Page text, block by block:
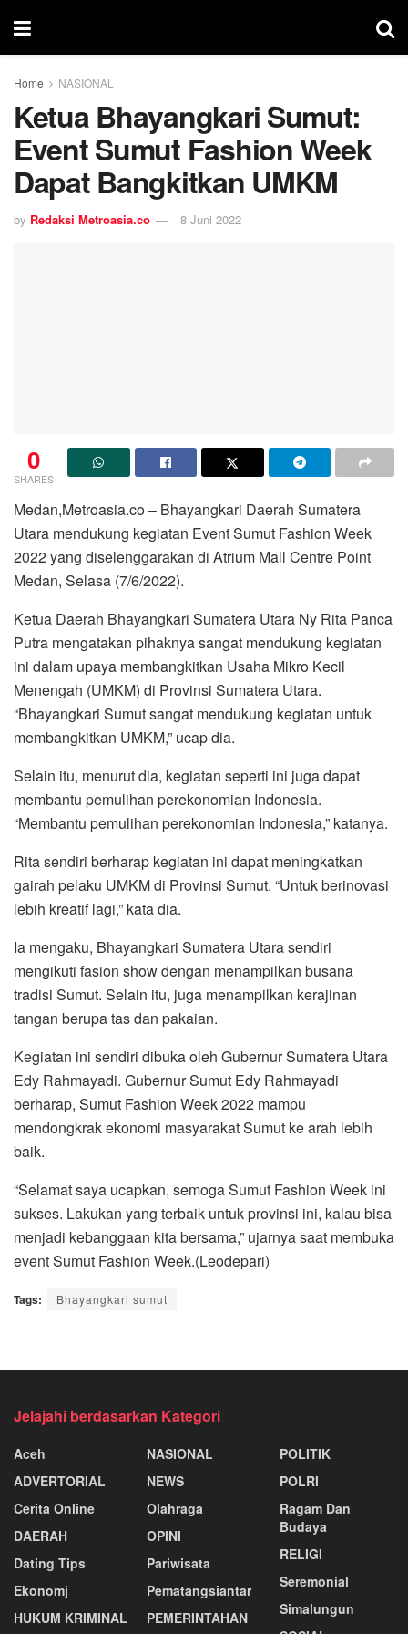
Home NASIONAL
Ketua Bhayangkari Sumut:
Event Sumut Fashion Week
Dapat Bangkitkan UMKM
by Redaksi Metroasia.co 8 Juni 2022
0
SHARES
Medan,Metroasia.co – Bhayangkari Daerah Sumatera
Utara mendukung kegiatan Event Sumut Fashion Week
2022 yang diselenggarakan di Atrium Mall Centre Point
Medan, Selasa (7/6/2022).
Ketua Daerah Bhayangkari Sumatera Utara Ny Rita Panca
Putra mengatakan pihaknya sangat mendukung kegiatan
ini dalam upaya membangkitkan Usaha Mikro Kecil
Menengah (UMKM) di Provinsi Sumatera Utara.
“Bhayangkari Sumut sangat mendukung kegiatan untuk
membangkitkan UMKM,” ucap dia.
Selain itu, menurut dia, kegiatan seperti ini juga dapat
membantu pemulihan perekonomian Indonesia.
“Membantu pemulihan perekonomian Indonesia,” katanya.
Rita sendiri berharap kegiatan ini dapat meningkatkan
gairah pelaku UMKM di Provinsi Sumut. “Untuk berinovasi
lebih kreatif lagi,” kata dia.
Ia mengaku, Bhayangkari Sumatera Utara sendiri
mengikuti fasion show dengan menampilkan busana
tradisi Sumut. Selain itu, juga menampilkan kerajinan
tangan berupa tas dan pakaian.
Kegiatan ini sendiri dibuka oleh Gubernur Sumatera Utara
Edy Rahmayadi. Gubernur Sumut Edy Rahmayadi
berharap, Sumut Fashion Week 2022 mampu
mendongkrak ekonomi masyarakat Sumut ke arah lebih
baik.
“Selamat saya ucapkan, semoga Sumut Fashion Week ini
sukses. Lakukan yang terbaik untuk provinsi ini, kalau bisa
menjadi kebanggaan kita bersama,” ujarnya saat membuka
event Sumut Fashion Week.(Leodepari)
Tags: Bhayangkari sumut
Jelajahi berdasarkan Kategori
Aceh
ADVERTORIAL
Cerita Online
DAERAH
Dating Tips
Ekonomj
HUKUM KRIMINAL
NASIONAL
NEWS
Olahraga
OPINI
Pariwisata
Pematangsiantar
PEMERINTAHAN
POLITIK
POLRI
Ragam Dan
Budaya
RELIGI
Seremonial
Simalungun